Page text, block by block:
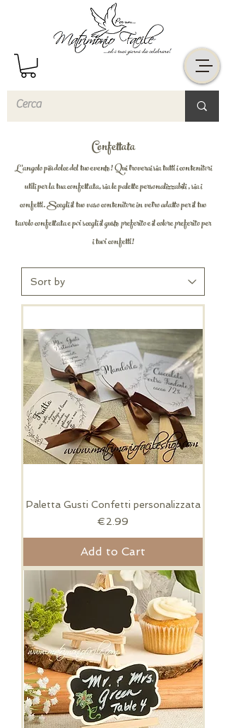
Confettata
L'angolo più dolce del tuo evento! Qui troverai sia tutti i contenitori
utili per la tua confettata, sia le palette personalizzabili , sia i
confetti. Scegli il tuo vaso contenitore in vetro adatto per il tuo
tavolo confettata e poi scegli il gusto preferito e il colore preferito per
i tuoi confetti!
Paletta Gusti Confetti personalizzata
Price
€2.99
Add to Cart